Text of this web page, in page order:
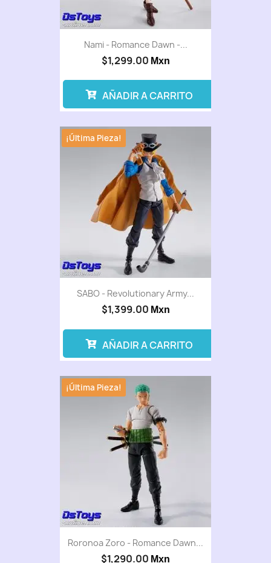
Nami - Romance Dawn -...
$1,299.00 Mxn
AÑADIR A CARRITO
SABO - Revolutionary Army...
$1,399.00 Mxn
¡Última Pieza!
AÑADIR A CARRITO
Roronoa Zoro - Romance Dawn...
$1,290.00 Mxn
¡Última Pieza!